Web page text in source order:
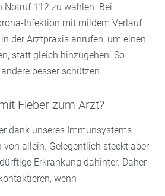
Notruf 112 zu wählen. Bei
Infektion mit mildem Verlauf
der Arztpraxis anrufen, um einen
statt gleich hinzugehen. So
besser schützen.
Fieber zum Arzt?
dank unseres Immunsystems
von allein. Gelegentlich steckt aber
Erkrankung dahinter. Daher
wenn